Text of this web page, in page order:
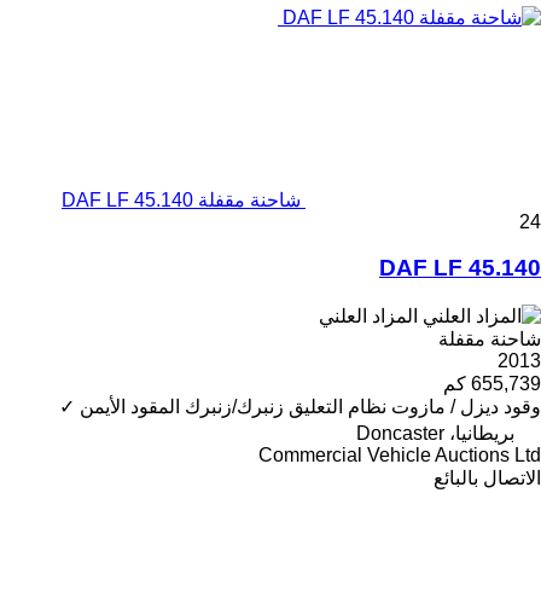
شاحنة مقفلة DAF LF 45.140
24
DAF LF 45.140
المزاد العلني
شاحنة مقفلة
2013
655,739 كم
وقود ديزل / مازوت نظام التعليق زنبرك/زنبرك المقود الأيمن ✓
بريطانيا، Doncaster
Commercial Vehicle Auctions Ltd
الاتصال بالبائع